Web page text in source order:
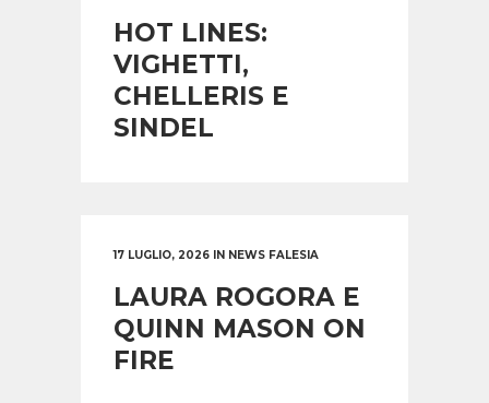
HOT LINES:
VIGHETTI,
CHELLERIS E
SINDEL
17 LUGLIO, 2026 IN NEWS FALESIA
LAURA ROGORA E
QUINN MASON ON
FIRE